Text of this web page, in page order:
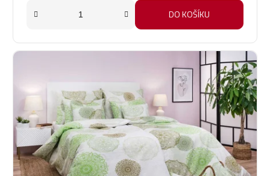
DO KOŠÍKU